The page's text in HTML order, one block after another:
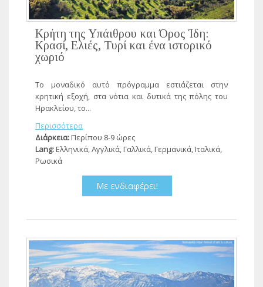
Κρήτη της Υπάιθρου και Όρος Ίδη:
Κρασί, Ελιές, Τυρί και ένα ιστορικό
χωριό
Το μοναδικό αυτό πρόγραμμα εστιάζεται στην
κρητική εξοχή, στα νότια και δυτικά της πόλης του
Ηρακλείου, το...
Περισσότερα
Διάρκεια:Περίπου 8-9 ώρες
Lang:Ελληνικά, Αγγλικά, Γαλλικά, Γερμανικά, Ιταλικά,
Ρωσικά
Με ενδιαφέρει!